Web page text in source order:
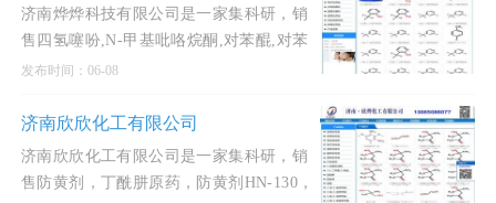
济南烨烨科技有限公司是一家集科研，销
售四氢噻吩,N-甲基吡咯烷酮,对苯醌,对苯
二酚,2-氟-3-硝基苯甲酸,三苯基膦,氧化苯
异戊烯醛,异戊
发布时间：06-08
济南欣欣化工有限公司
济南欣欣化工有限公司是一家集科研，销
售防黄剂，丁酰肼原药，防黄剂HN-130，